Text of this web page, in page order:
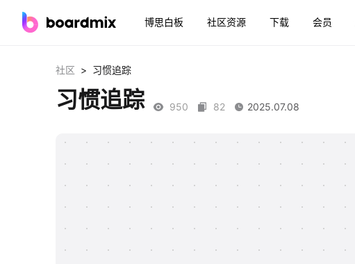
博思白板 社区资源 下载 会员
社区 > 习惯追踪
习惯追踪 950 82 2025.07.08